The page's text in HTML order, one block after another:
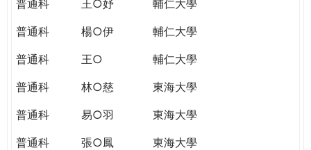
普通科
王○妤
輔仁大學
普通科
楊○伊
輔仁大學
普通科
王○
輔仁大學
普通科
林○慈
東海大學
普通科
易○羽
東海大學
普通科
張○鳳
東海大學